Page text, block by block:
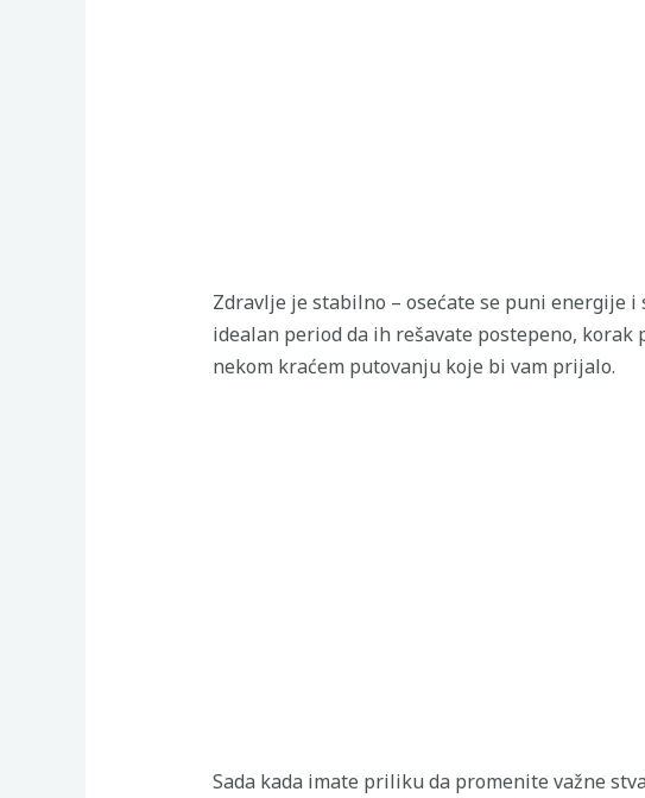
Zdravlje je stabilno – osećate se puni energije
idealan period da ih rešavate postepeno,
nekom kraćem putovanju koje bi vam prijalo.
Sada kada imate priliku da promenite važne